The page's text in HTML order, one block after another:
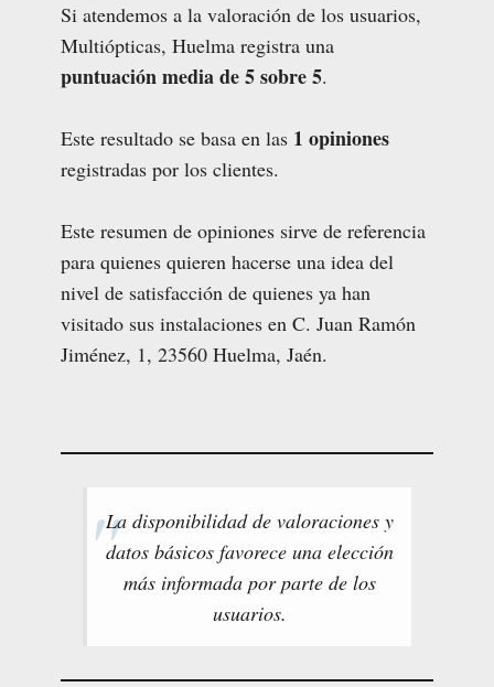
Si atendemos a la valoración de los usuarios,
Multiópticas, Huelma registra una
puntuación media de 5 sobre 5.
Este resultado se basa en las 1 opiniones
registradas por los clientes.
Este resumen de opiniones sirve de referencia
para quienes quieren hacerse una idea del
nivel de satisfacción de quienes ya han
visitado sus instalaciones en C. Juan Ramón
Jiménez, 1, 23560 Huelma, Jaén.
La disponibilidad de valoraciones y
datos básicos favorece una elección
más informada por parte de los
usuarios.